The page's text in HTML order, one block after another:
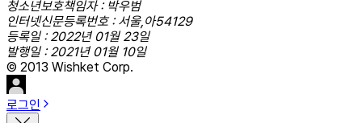
청소년보호책임자 : 박우범
인터넷신문등록번호 : 서울,아54129
등록일 : 2022년 01월 23일
발행일 : 2021년 01월 10일
© 2013 Wishket Corp.
로그인